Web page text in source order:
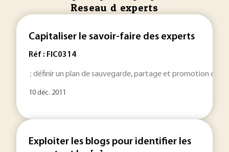
Reseau d experts
Capitaliser le savoir-faire des experts
Réf : FIC0314
; définir un plan de sauvegarde, partage et promotion du
10 déc. 2011
Exploiter les blogs pour identifier les